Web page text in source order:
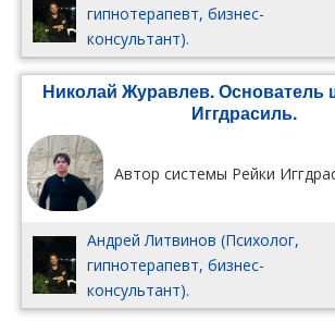
гипнотерапевт, бизнес-
консультант).
Николай Журавлев. Основатель
Иггдрасиль.
Автор системы Рейки
Андрей Литвинов (Психолог,
гипнотерапевт, бизнес-
консультант).